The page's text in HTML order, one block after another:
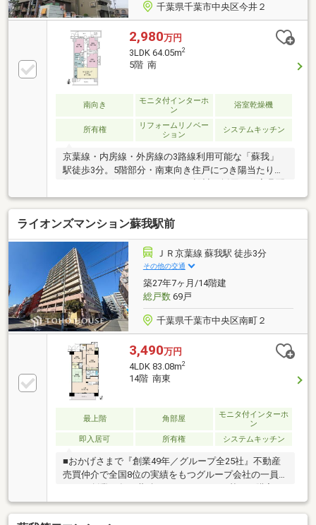
千葉県千葉市中央区今井２
2,980万円
3LDK 64.05m2
5階 南
南向き
モニタ付インターホ
ン
浴室乾燥機
所有権
リフォームリノベー
ション
システムキッチン
京葉線・内房線・外房線の3路線利用可能な「蘇我」
駅徒歩3分。5階部分・南東向き住戸につき陽当たり良
置のしやすい間取り。2023年7月には水回り設備交換
を含むリフォームを実施しております。おすすめポイ
ント・奥行約1.8mのバルコニー・LD側アウトフレーム
設計・キッチンに窓あり・各居室収納あり・TVモニタ
ー付オートロック・宅配ボックス2023年7月リフォー
ム実施・キッチン交換・浴室交換・トイレ交換・洗面
化粧台交換・建具交換・フローリング・クロス張替
ライオンズマンション蘇我駅前
ＪＲ京葉線 蘇我駅 徒歩3分
その他の交通
築27年7ヶ月/14階建
総戸数69戸
千葉県千葉市中央区南町２
3,490万円
4LDK 83.08m2
14階 南東
最上階 角部屋
モニタ付インターホ
ン
即入居可
所有権 システムキッチン
■おかげさまで『創業49年／グループ全25社』不動産
売買仲介で全国8位の実績をもつグループ会社の一員
ご売却・お買替え全てをサポート致します！■独自の
FP相談【未来カレンダー】住宅購入の資金計画は未来